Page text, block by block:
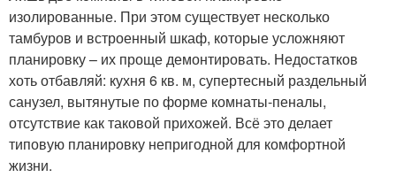
изолированные. При этом существует несколько
тамбуров и встроенный шкаф, которые усложняют
планировку – их проще демонтировать. Недостатков
хоть отбавляй: кухня 6 кв. м, супертесный раздельный
санузел, вытянутые по форме комнаты-пеналы,
отсутствие как таковой прихожей. Всё это делает
типовую планировку непригодной для комфортной
жизни.